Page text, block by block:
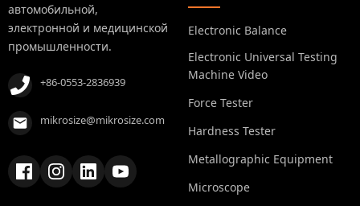
автомобильной,
электронной и медицинской
промышленности.
+86-0553-2836939
mikrosize@mikrosize.com
Electronic Balance
Electronic Universal Testing
Machine Video
Force Tester
Hardness Tester
Metallographic Equipment
Microscope